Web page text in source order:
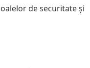
de securitate și